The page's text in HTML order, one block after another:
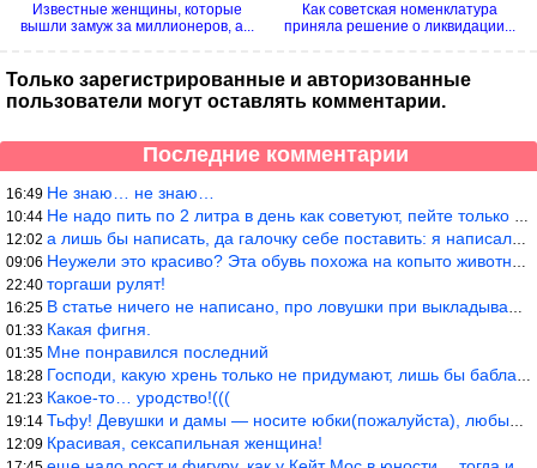
Известные женщины, которые
вышли замуж за миллионеров, а...
Как советская номенклатура
приняла решение о ликвидации...
Только зарегистрированные и авторизованные
пользователи могут оставлять комментарии.
Последние комментарии
16:49 Не знаю… не знаю…
10:44 Не надо пить по 2 литра в день как советуют, пейте только когда
12:02 а лишь бы написать, да галочку себе поставить: я написала статью
09:06 Неужели это красиво? Эта обувь похожа на копыто животного, не хв
22:40 торгаши рулят!
16:25 В статье ничего не написано, про ловушки при выкладывании товара
01:33 Какая фигня.
01:35 Мне понравился последний
18:28 Господи, какую хрень только не придумают, лишь бы бабла срубить!
21:23 Какое-то… уродство!(((
19:14 Тьфу! Девушки и дамы — носите юбки(пожалуйста), любые штаны на ж
12:09 Красивая, сексапильная женщина!